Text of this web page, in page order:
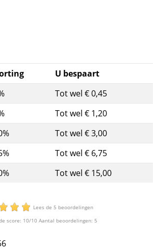
U bespaart
Tot wel € 0,45
Tot wel € 1,20
Tot wel € 3,00
Tot wel € 6,75
Tot wel € 15,00
Lees de 5 beoordelingen
score: 10/10 Aantal beoordelingen: 5